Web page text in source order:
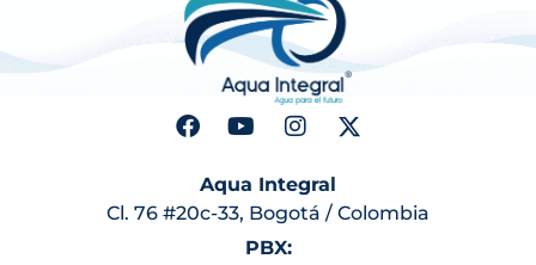
Aqua Integral
Cl. 76 #20c-33, Bogotá / Colombia
PBX: